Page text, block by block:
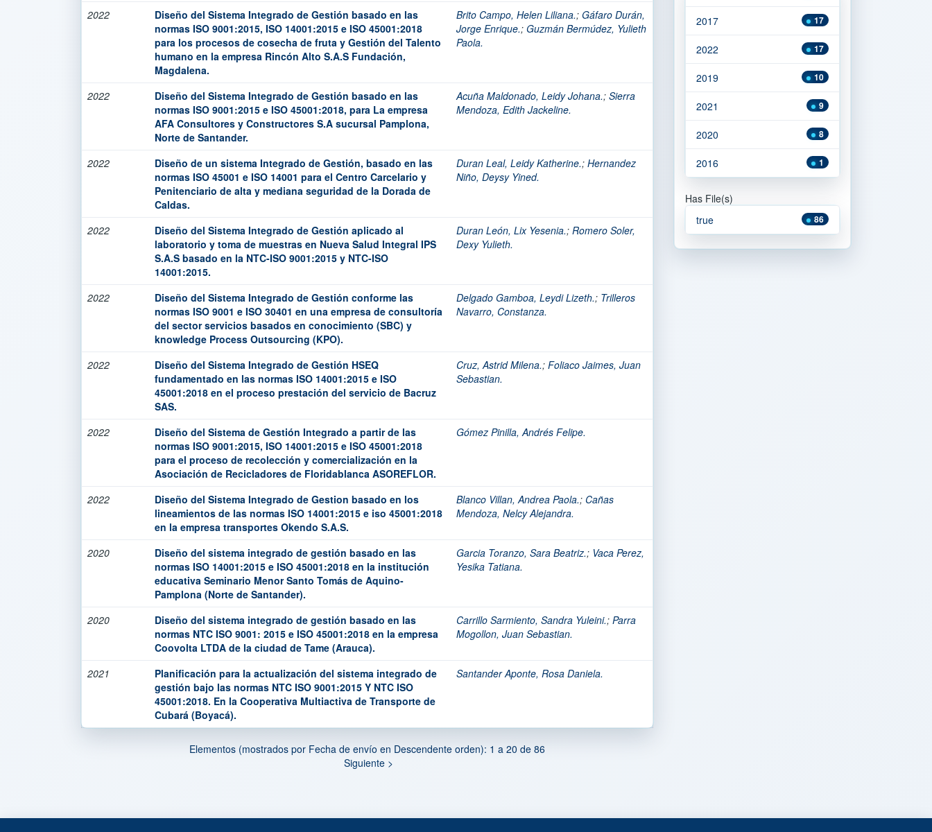
2022
Diseño del Sistema Integrado de Gestión basado en las
normas ISO 9001:2015, ISO 14001:2015 e ISO 45001:2018
para los procesos de cosecha de fruta y Gestión del Talento
humano en la empresa Rincón Alto S.A.S Fundación,
Magdalena.
Brito Campo, Helen Liliana.; Gáfaro Durán,
Jorge Enrique.; Guzmán Bermúdez, Yulieth
Paola.
2022
Diseño del Sistema Integrado de Gestión basado en las
normas ISO 9001:2015 e ISO 45001:2018, para La empresa
AFA Consultores y Constructores S.A sucursal Pamplona,
Norte de Santander.
Acuña Maldonado, Leidy Johana.; Sierra
Mendoza, Edith Jackeline.
2022
Diseño de un sistema Integrado de Gestión, basado en las
normas ISO 45001 e ISO 14001 para el Centro Carcelario y
Penitenciario de alta y mediana seguridad de la Dorada de
Caldas.
Duran Leal, Leidy Katherine.; Hernandez
Niño, Deysy Yined.
2022
Diseño del Sistema Integrado de Gestión aplicado al
laboratorio y toma de muestras en Nueva Salud Integral IPS
S.A.S basado en la NTC-ISO 9001:2015 y NTC-ISO
14001:2015.
Duran León, Lix Yesenia.; Romero Soler,
Dexy Yulieth.
2022
Diseño del Sistema Integrado de Gestión conforme las
normas ISO 9001 e ISO 30401 en una empresa de consultoría
del sector servicios basados en conocimiento (SBC) y
knowledge Process Outsourcing (KPO).
Delgado Gamboa, Leydi Lizeth.; Trilleros
Navarro, Constanza.
2022
Diseño del Sistema Integrado de Gestión HSEQ
fundamentado en las normas ISO 14001:2015 e ISO
45001:2018 en el proceso prestación del servicio de Bacruz
SAS.
Cruz, Astrid Milena.; Foliaco Jaimes, Juan
Sebastian.
2022
Diseño del Sistema de Gestión Integrado a partir de las
normas ISO 9001:2015, ISO 14001:2015 e ISO 45001:2018
para el proceso de recolección y comercialización en la
Asociación de Recicladores de Floridablanca ASOREFLOR.
Gómez Pinilla, Andrés Felipe.
2022
Diseño del Sistema Integrado de Gestion basado en los
lineamientos de las normas ISO 14001:2015 e iso 45001:2018
en la empresa transportes Okendo S.A.S.
Blanco Villan, Andrea Paola.; Cañas
Mendoza, Nelcy Alejandra.
2020
Diseño del sistema integrado de gestión basado en las
normas ISO 14001:2015 e ISO 45001:2018 en la institución
educativa Seminario Menor Santo Tomás de Aquino-
Pamplona (Norte de Santander).
Garcia Toranzo, Sara Beatriz.; Vaca Perez,
Yesika Tatiana.
2020
Diseño del sistema integrado de gestión basado en las
normas NTC ISO 9001: 2015 e ISO 45001:2018 en la empresa
Coovolta LTDA de la ciudad de Tame (Arauca).
Carrillo Sarmiento, Sandra Yuleini.; Parra
Mogollon, Juan Sebastian.
2021
Planificación para la actualización del sistema integrado de
gestión bajo las normas NTC ISO 9001:2015 Y NTC ISO
45001:2018. En la Cooperativa Multiactiva de Transporte de
Cubará (Boyacá).
Santander Aponte, Rosa Daniela.
Elementos (mostrados por Fecha de envío en Descendente orden): 1 a 20 de 86
Siguiente >
17
2017
17
2022
10
2019
9
2021
8
2020
1
2016
Has File(s)
86
true